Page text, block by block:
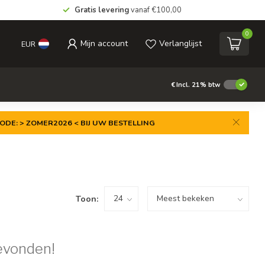
Gratis leveringvanaf €100,00
EUR Mijn account Verlanglijst
0
€Incl. 21% btw
> ZOMER2026 < BIJ UW BESTELLING
Toon: